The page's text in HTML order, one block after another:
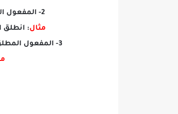
2- المفعول المطلق المبين للنوع:
مثال: انطلق
3- المفعول المطلق المبين للعدد: